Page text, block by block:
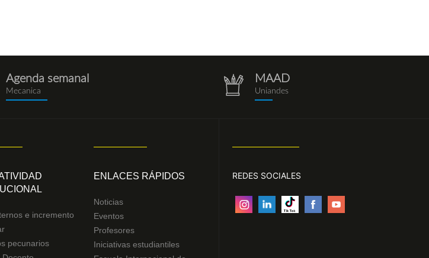
Agenda semanal
Mecanica repositorio.png
MAAD
Uniandes
e incremento
pecunarios
ENLACES RÁPIDOS
Noticias
Eventos
Profesores
Iniciativas estudiantiles
REDES SOCIALES